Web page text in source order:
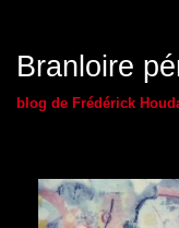
Branloire
blog de Frédérick